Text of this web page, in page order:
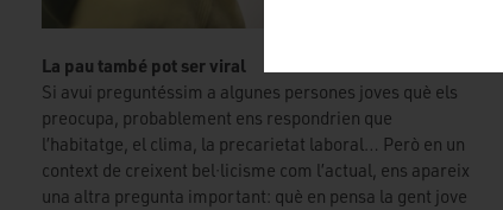
La pau també pot ser viral
Si avui preguntéssim a algunes persones joves què els
preocupa, probablement ens respondrien que
l’habitatge, el clima, la precarietat laboral… Però en un
context de creixent bel·licisme com l’actual, ens apareix
una altra pregunta important: què en pensa la gent jove